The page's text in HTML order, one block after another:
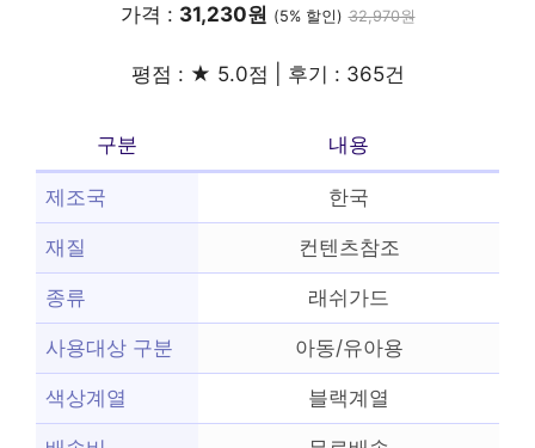
가격 : 31,230원 (5% 할인) 32,970원
평점 : ★ 5.0점 | 후기 : 365건
구분 내용
제조국 한국
재질 컨텐츠참조
종류 래쉬가드
사용대상 구분 아동/유아용
색상계열 블랙계열